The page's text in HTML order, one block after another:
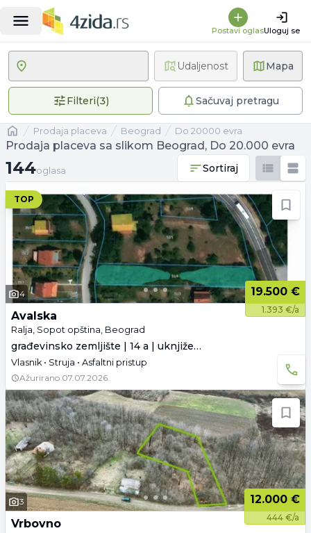
Postavi oglasUloguj se
Mapa
Filteri(3)3 primenjena filteraSačuvaj pretragu
Udaljenost
Naslovnaprodaja placeva Beograd Do 20000 evra
Prodaja placeva sa slikom Beograd, Do 20.000 evra
144 oglasa
144oglasa Sortiraj
TOP
4 19.500 €
1.393 €/a
Avalska
Ralja, Sopot opština, Beograd
građevinsko zemljište | 14 a | uknjiženo
Vlasnik • Struja • Asfaltni pristup
Ažurirano 07.07.2026.
3 12.000 €
444 €/a
Vrbovno